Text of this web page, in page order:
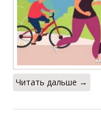
Читать дальше →